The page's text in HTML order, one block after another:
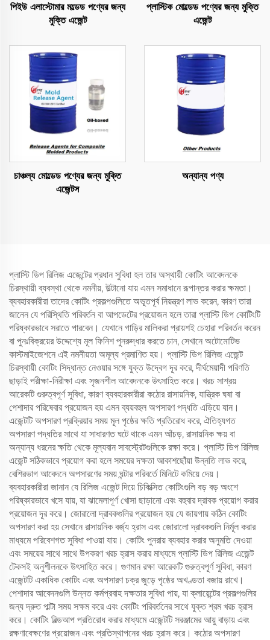
পিইউ এলাস্টোমার মল্ডেড পণ্যের জন্য
মুক্তি এজেন্ট
প্লাস্টিক মোল্ডেড পণ্যের জন্য মুক্তি
এজেন্ট
চাঞ্চল্য মোল্ডেড পণ্যের জন্য মুক্তি
এজেন্টস
অন্যান্য পণ্য
প্লাস্টি ডিপ রিলিজ এজেন্টের প্রধান সুবিধা হল তার অস্থায়ী কোটিং আবেদনকে
চিরস্থায়ী ব্যবস্থা থেকে নমনীয়, উল্টানো যায় এমন সমাধানে রূপান্তর করার ক্ষমতা।
ব্যবহারকারীরা তাদের কোটিং প্রকল্পগুলিতে অভূতপূর্ব নিয়ন্ত্রণ লাভ করেন, কারণ তারা
জানেন যে পরিস্থিতি পরিবর্তন বা আপডেটের প্রয়োজন হলে তারা প্লাস্টি ডিপ কোটিংটি
পরিষ্কারভাবে সরাতে পারবেন। যেখানে গাড়ির মালিকরা প্রায়শই চেহারা পরিবর্তন করেন
বা পুনঃবিক্রয়ের উদ্দেশ্যে মূল ফিনিশ পুনরুদ্ধার করতে চান, সেখানে অটোমোটিভ
কাস্টমাইজেশনে এই নমনীয়তা অমূল্য প্রমাণিত হয়। প্লাস্টি ডিপ রিলিজ এজেন্ট
চিরস্থায়ী কোটিং সিদ্ধান্ত নেওয়ার সঙ্গে যুক্ত উদ্বেগ দূর করে, দীর্ঘমেয়াদী পরিণতি
ছাড়াই পরীক্ষা-নিরীক্ষা এবং সৃজনশীল আবেদনকে উৎসাহিত করে। খরচ সাশ্রয়
আরেকটি গুরুত্বপূর্ণ সুবিধা, কারণ ব্যবহারকারীরা কঠোর রাসায়নিক, যান্ত্রিক ঘষা বা
পেশাদার পরিষেবার প্রয়োজন হয় এমন ব্যয়বহুল অপসারণ পদ্ধতি এড়িয়ে যান।
এজেন্টটি অপসারণ প্রক্রিয়ার সময় মূল পৃষ্ঠের ক্ষতি প্রতিরোধ করে, ঐতিহ্যগত
অপসারণ পদ্ধতির সাথে যা সাধারণত ঘটে থাকে এমন আঁচড়, রাসায়নিক ক্ষয় বা
অন্যান্য ধরনের ক্ষতি থেকে মূল্যবান সাবস্ট্রেটগুলিকে রক্ষা করে। প্লাস্টি ডিপ রিলিজ
এজেন্ট সঠিকভাবে প্রয়োগ করা হলে সময়ের দক্ষতা আকাশছোঁয়া উন্নতি লাভ করে,
বেশিরভাগ আবেদনে অপসারণের সময় ঘন্টার পরিবর্তে মিনিটে কমিয়ে দেয়।
ব্যবহারকারীরা জানান যে রিলিজ এজেন্ট দিয়ে চিকিত্সিত কোটিংগুলি বড় বড় অংশে
পরিষ্কারভাবে খসে যায়, যা ঝামেলাপূর্ণ খোসা ছাড়ানো এবং বহুবার দ্রাবক প্রয়োগ করার
প্রয়োজন দূর করে। জোরালো দ্রাবকগুলির প্রয়োজন হয় যে জায়গায় কঠিন কোটিং
অপসারণ করা হয় সেখানে রাসায়নিক বর্জ্য হ্রাস এবং জোরালো দ্রাবকগুলি নির্মূল করার
মাধ্যমে পরিবেশগত সুবিধা পাওয়া যায়। কোটিং পুনরায় ব্যবহার করার অনুমতি দেওয়া
এবং সময়ের সাথে সাথে উপকরণ খরচ হ্রাস করার মাধ্যমে প্লাস্টি ডিপ রিলিজ এজেন্ট
টেকসই অনুশীলনকে উৎসাহিত করে। গুণমান রক্ষা আরেকটি গুরুত্বপূর্ণ সুবিধা, কারণ
এজেন্টটি একাধিক কোটিং এবং অপসারণ চক্র জুড়ে পৃষ্ঠের অখণ্ডতা বজায় রাখে।
পেশাদার আবেদনগুলি উন্নত কর্মপ্রবাহ দক্ষতার সুবিধা পায়, যা ক্লায়েন্টের প্রকল্পগুলির
জন্য দ্রুত পাল্টা সময় সক্ষম করে এবং কোটিং পরিবর্তনের সাথে যুক্ত শ্রম খরচ হ্রাস
করে। কোটিং বিল্ডআপ প্রতিরোধ করার মাধ্যমে এজেন্টটি সরঞ্জামের আয়ু বাড়ায় এবং
রক্ষণাবেক্ষণের প্রয়োজন এবং প্রতিস্থাপনের খরচ হ্রাস করে। কঠোর অপসারণ